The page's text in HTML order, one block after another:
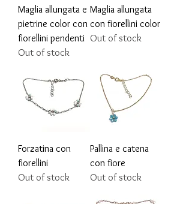
Maglia allungata e
pietrine color con
fiorellini pendenti
Out of stock
Maglia allungata
con fiorellini color
Out of stock
Forzatina con
fiorellini
Out of stock
Pallina e catena
con fiore
Out of stock